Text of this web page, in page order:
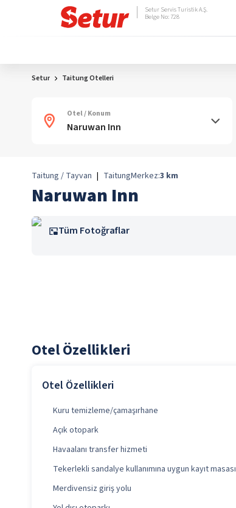
Setur Servis Turistik A.Ş.
Belge No: 728
Setur Taitung Otelleri
Otel / Konum
Taitung / Tayvan | TaitungMerkez:3 km
Naruwan Inn
Tüm Fotoğraflar
Otel Özellikleri
Otel Özellikleri
Kuru temizleme/çamaşırhane
Açık otopark
Havaalanı transfer hizmeti
Tekerlekli sandalye kullanımına uygun kayıt masası
Merdivensiz giriş yolu